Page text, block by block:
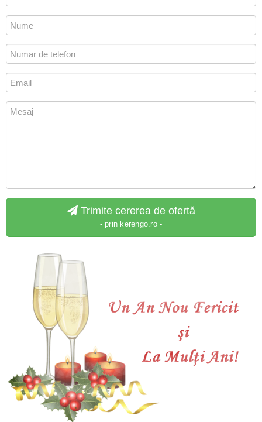
Trimite cererea de ofertă
- prin kerengo.ro -